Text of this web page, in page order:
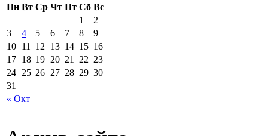
Пн Вт Ср Чт Пт Сб Вс
« Окт
1
2
3
4 5 6 7 8
9
10 11 12 13 14 15 16
17 18 19 20 21 22 23
24 25 26 27 28 29 30
31